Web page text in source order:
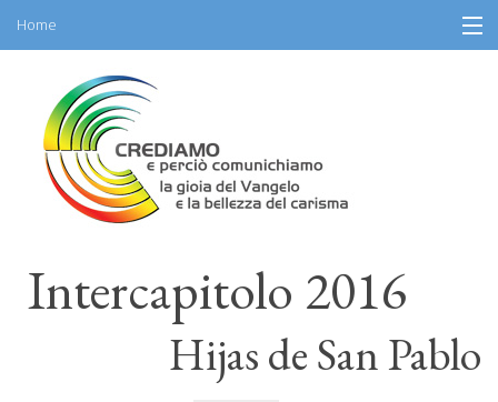
content
Home
Información
Programa
Participantes
Recursos
Intercapitolo 2016
Hijas de San Pablo